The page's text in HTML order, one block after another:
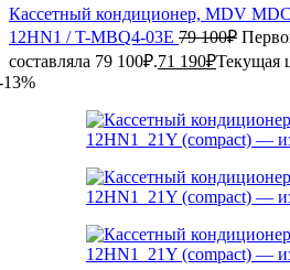
Кассетный кондиционер, MDV
12HN1 / T-MBQ4-03E 79 100₽
составляла 79 100₽.71 190₽Текущая
13%